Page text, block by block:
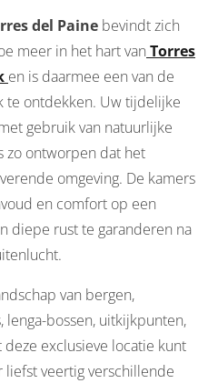
del Paine bevindt zich
meer in het hart van Torres
en is daarmee een van de
te ontdekken. Uw tijdelijke
gebruik van natuurlijke
zo ontworpen dat het
omgeving. De kamers
en comfort op een
diepe rust te garanderen na
van bergen,
bossen, uitkijkpunten,
exclusieve locatie kunt
liefst veertig verschillende